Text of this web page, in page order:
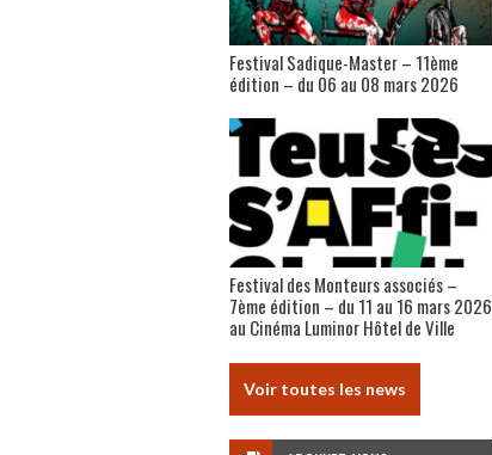
Festival Sadique-Master – 11ème
édition – du 06 au 08 mars 2026
Festival des Monteurs associés –
7ème édition – du 11 au 16 mars 2026
au Cinéma Luminor Hôtel de Ville
Voir toutes les news